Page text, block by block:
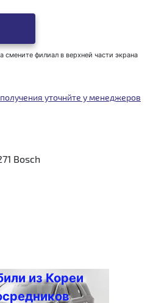
смените филиал в верхней части экрана
уточнйте у менеджеров
Bosch
из Кореи